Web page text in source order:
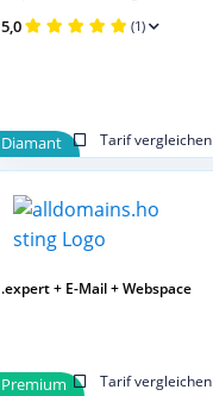
Diamant Tarif vergleichen
5,0 (1)
Premium Tarif vergleichen
.expert + E-Mail + Webspace